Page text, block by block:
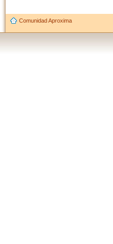
Comunidad Aproxima